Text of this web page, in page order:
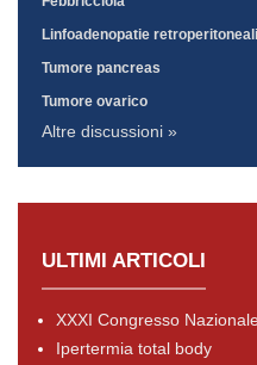
Linfoadenopatie retroperitoneali
Tumore pancreas
Tumore ovarico
Altre discussioni »
ULTIMI ARTICOLI
XXXI Congresso
Ipertermia total body